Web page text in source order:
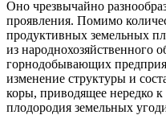
Оно чрезвычайно
проявления. Помимо
продуктивных земельных
из народнохозяйственного
горнодобывающих
изменение структуры и
коры, приводящее нередко
плодородия земельных